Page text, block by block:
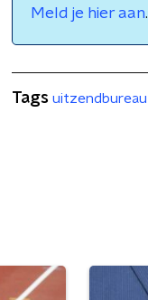
Meld je hier aan.
Tags uitzendbureau